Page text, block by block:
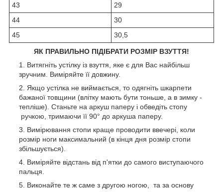
43
29
44
30
45
30,5
ЯК ПРАВИЛЬНО ПІДІБРАТИ РОЗМІР ВЗУТТЯ!
Витягніть устілку із взуття, яке є для Вас найбільш
зручним. Виміряйте її довжину.
Якщо устілка не виймається, то одягніть шкарпети
бажаної товщини (влітку мають бути тоньше, а в зимку -
тепліше). Станьте на аркуш паперу і обведіть стопу
ручкою, тримаючи її 90° до аркуша паперу.
Вимірювання стопи краще проводити ввечері, коли
розмір ноги максимальний (в кінця дня розмір стопи
збільшується).
Виміряйте відстань від п'ятки до самого виступаючого
пальця.
Виконайте те ж саме з другою ногою, та за основу